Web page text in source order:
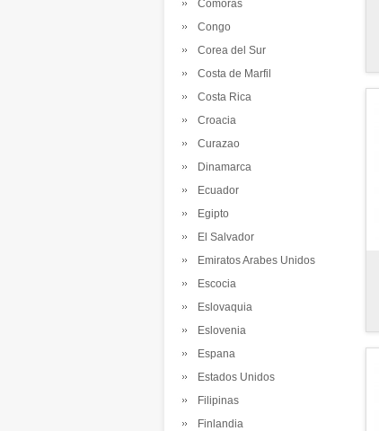
Comoras
Congo
Corea del Sur
Costa de Marfil
Costa Rica
Croacia
Curazao
Dinamarca
Ecuador
Egipto
El Salvador
Emiratos Arabes Unidos
Escocia
Eslovaquia
Eslovenia
Espana
Estados Unidos
Filipinas
Finlandia